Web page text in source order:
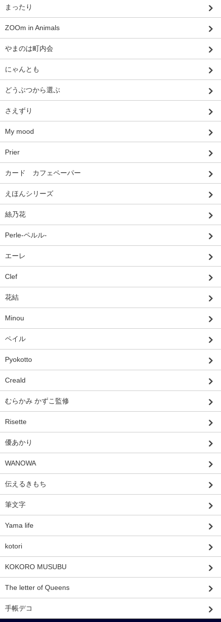
まったり
ZOOm in Animals
やまのは町内会
にゃんとも
どうぶつから選ぶ
さえずり
My mood
Prier
カード カフェペーパー
えほんシリーズ
絲乃花
Perle-ペルル-
エーレ
Clef
花結
Minou
ペイル
Pyokotto
Creald
むらかみ かずこ監修
Risette
優あかり
WANOWA
伝えるきもち
筆文字
Yama life
kotori
KOKORO MUSUBU
The letter of Queens
手帳デコ